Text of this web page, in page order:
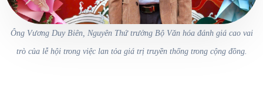
Ông Vương Duy Biên, Nguyên Thứ trưởng Bộ Văn hóa đánh giá cao vai
trò của lễ hội trong việc lan tỏa giá trị truyền thống trong cộng đồng.